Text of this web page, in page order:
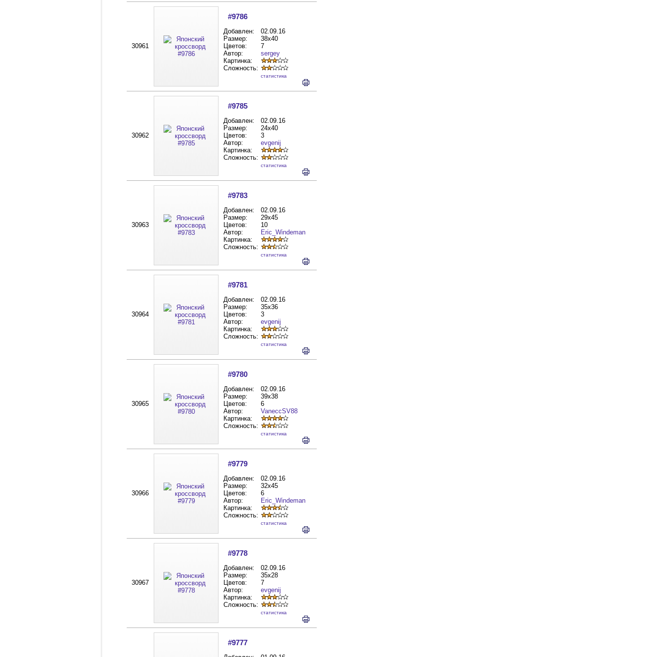
30961
#9786
Добавлен:
02.09.16
Размер:
38x40
Цветов:
7
Автор:
sergey
Картинка:
Сложность:
cтатистика
30962
#9785
Добавлен:
02.09.16
Размер:
24x40
Цветов:
3
Автор:
evgenij
Картинка:
Сложность:
cтатистика
30963
#9783
Добавлен:
02.09.16
Размер:
29x45
Цветов:
10
Автор:
Eric_Windeman
Картинка:
Сложность:
cтатистика
30964
#9781
Добавлен:
02.09.16
Размер:
35x36
Цветов:
3
Автор:
evgenij
Картинка:
Сложность:
cтатистика
30965
#9780
Добавлен:
02.09.16
Размер:
39x38
Цветов:
6
Автор:
VaneccSV88
Картинка:
Сложность:
cтатистика
30966
#9779
Добавлен:
02.09.16
Размер:
32x45
Цветов:
6
Автор:
Eric_Windeman
Картинка:
Сложность:
cтатистика
30967
#9778
Добавлен:
02.09.16
Размер:
35x28
Цветов:
7
Автор:
evgenij
Картинка:
Сложность:
cтатистика
#9777